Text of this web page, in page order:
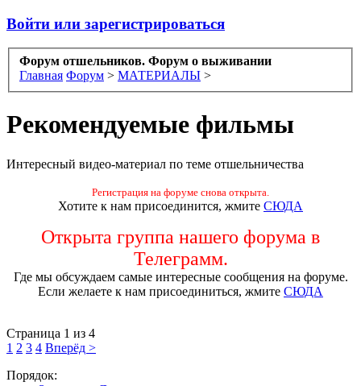
Войти или зарегистрироваться
Форум отшельников. Форум о выживании
Главная Форум > МАТЕРИАЛЫ >
Рекомендуемые фильмы
Интересный видео-материал по теме отшельничества
Регистрация на форуме снова открыта.
Хотите к нам присоединится, жмите СЮДА
Открыта группа нашего форума в
Телеграмм.
Где мы обсуждаем самые интересные сообщения на форуме.
Если желаете к нам присоединиться, жмите СЮДА
Страница 1 из 4
1 2 3 4 Вперёд >
Порядок: